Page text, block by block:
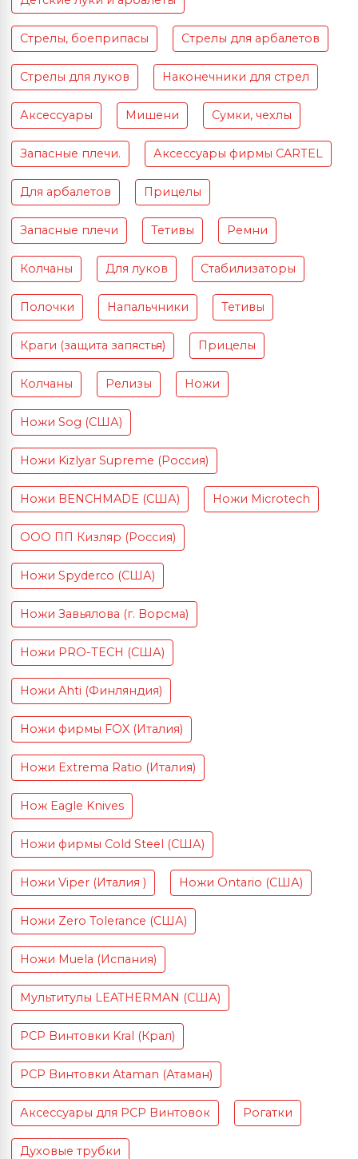
Стрелы, боеприпасы Стрелы для арбалетов
Стрелы для луков Наконечники для стрел
Аксессуары Мишени Сумки, чехлы
Запасные плечи. Аксессуары фирмы CARTEL
Для арбалетов Прицелы
Запасные плечи Тетивы Ремни
Колчаны Для луков Стабилизаторы
Полочки Напальчники Тетивы
Краги (защита запястья) Прицелы
Колчаны Релизы Ножи
Ножи Sog (США)
Ножи Kizlyar Supreme (Россия)
Ножи BENCHMADE (США) Ножи Microtech
ООО ПП Кизляр (Россия)
Ножи Spyderco (США)
Ножи Завьялова (г. Ворсма)
Ножи PRO-TECH (США)
Ножи Ahti (Финляндия)
Ножи фирмы FOX (Италия)
Ножи Extrema Ratio (Италия)
Нож Eagle Knives
Ножи фирмы Cold Steel (США)
Ножи Viper (Италия ) Ножи Ontario (США)
Ножи Zero Tolerance (США)
Ножи Muela (Испания)
Мультитулы LEATHERMAN (США)
PCP Винтовки Kral (Крал)
PCP Винтовки Ataman (Атаман)
Аксессуары для PCP Винтовок Рогатки
Духовые трубки